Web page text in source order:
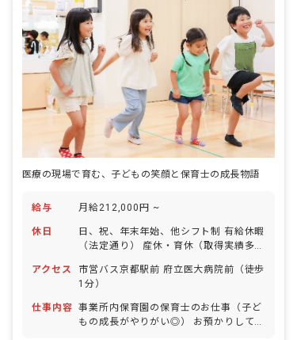
医療の現場で育む、子どもの笑顔と保育士の成長物語
給与 月給212,000円 ~
休日
日、祝、年末年始、他シフト制 有給休暇
（法定通り） 産休・育休（取得実績多
日
アクセス
市営バス京都駅前 府立医大病院前（徒歩
1分）
仕事内容 事業所内保育園の保育士のお仕事（子ど
もの成長がやりがい◎） お預かりしてい